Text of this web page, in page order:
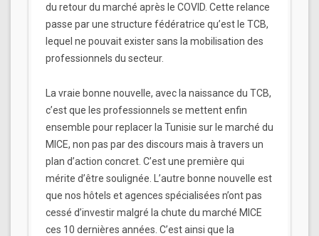
du retour du marché après le COVID. Cette relance
passe par une structure fédératrice qu’est le TCB,
lequel ne pouvait exister sans la mobilisation des
professionnels du secteur.
La vraie bonne nouvelle, avec la naissance du TCB,
c’est que les professionnels se mettent enfin
ensemble pour replacer la Tunisie sur le marché du
MICE, non pas par des discours mais à travers un
plan d’action concret. C’est une première qui
mérite d’être soulignée. L’autre bonne nouvelle est
que nos hôtels et agences spécialisées n’ont pas
cessé d’investir malgré la chute du marché MICE
ces 10 dernières années. C’est ainsi que la